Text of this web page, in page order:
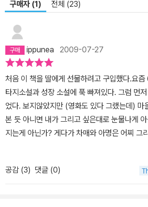
구매자 (1) 전체 (23)
ippunea 2009-07-27
처음 이 책을 딸에게 선물하려고 구입했다.요
타지소설과 성장 소설에 푹 빠져있다. 그럼 먼
었다. 보지않았지만 (영화도 있다 그랬는데) 마
본 듯 아니면 내가 그리고 싶은대로 눈물나게
지는게 아닌가? 게다가 차매와 아명은 어찌 그
안타까워서. 깃털처럼 가벼운 아주 사소한 것들
다고 어느 작가가 말씀하셨다. 무겁지 않은 눈물
상에 지친 나를 '좋은 사람'으로 살아가도록 도
공감 (3) 댓글 (0)